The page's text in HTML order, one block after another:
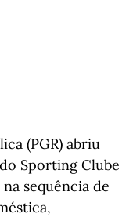
(PGR) abriu
Sporting Clube
sequência de